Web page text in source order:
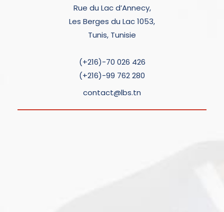
Rue du Lac d’Annecy,
Les Berges du Lac 1053,
Tunis, Tunisie
(+216)-70 026 426
(+216)-99 762 280
contact@lbs.tn